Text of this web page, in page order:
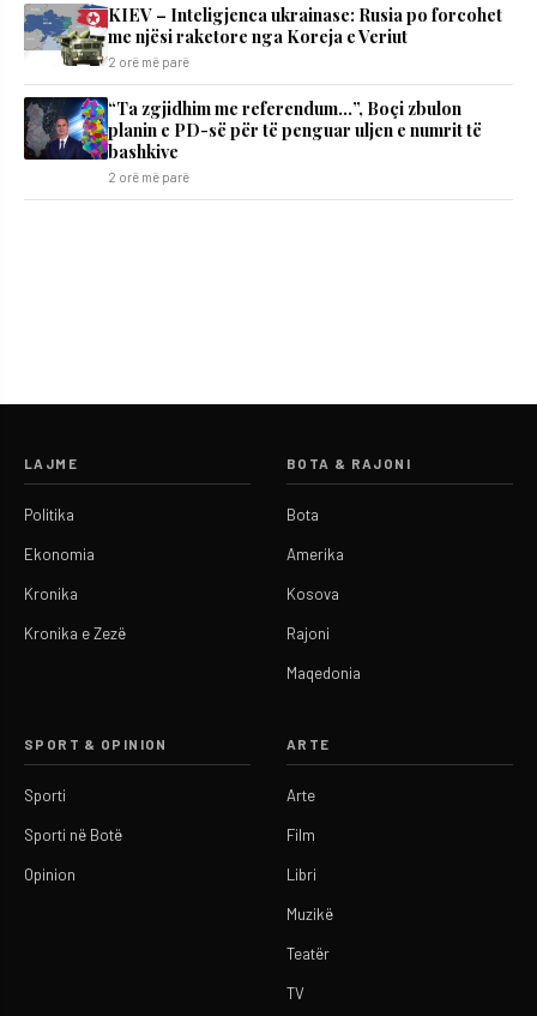
KIEV – Inteligjenca ukrainase: Rusia po forcohet
me njësi raketore nga Koreja e Veriut
2 orë më parë
“Ta zgjidhim me referendum…”, Boçi zbulon
planin e PD-së për të penguar uljen e numrit të
bashkive
2 orë më parë
LAJME
Politika
Ekonomia
Kronika
Kronika e Zezë
BOTA & RAJONI
Bota
Amerika
Kosova
Rajoni
Maqedonia
SPORT & OPINION
Sporti
Sporti në Botë
Opinion
ARTE
Arte
Film
Libri
Muzikë
Teatër
TV